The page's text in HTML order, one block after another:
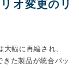
オ変更のリ
幅に再編され、
きた製品が統合パッ